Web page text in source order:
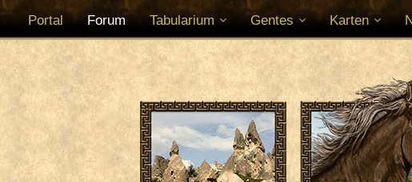
Portal Forum Tabularium Gentes Karten